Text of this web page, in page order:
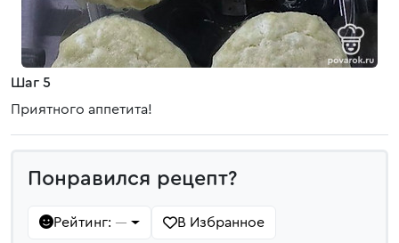
Шаг 5
Приятного аппетита!
Понравился рецепт?
Рейтинг: — В Избранное